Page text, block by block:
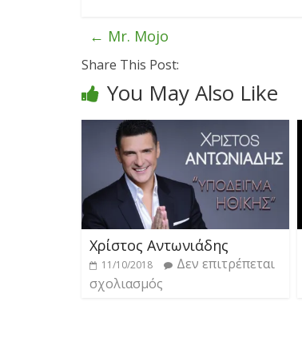
← Mr. Mojo
Share This Post:
You May Also Like
Χρίστος Αντωνιάδης
11/10/2018
Δεν επιτρέπεται
σχολιασμός